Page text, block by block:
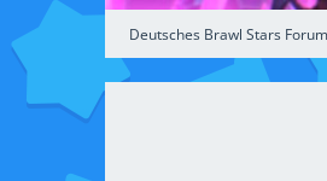
Deutsches Brawl Stars Forum